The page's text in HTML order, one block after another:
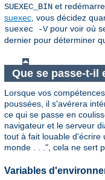
SUEXEC_BIN et
suexec , vous décidez
suexec -Vpour voir où
dernier pour déterminer
Que se passe-t-il
Lorsque vos
poussées, il s'avérera
ce qui se passe en
navigateur et le serveur
tout à fait louable d'écrire
monde . . .", cela ne sert
Variables